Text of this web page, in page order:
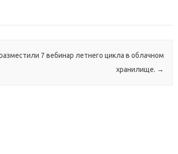
7 вебинар летнего цикла в облачном
хранилище. →